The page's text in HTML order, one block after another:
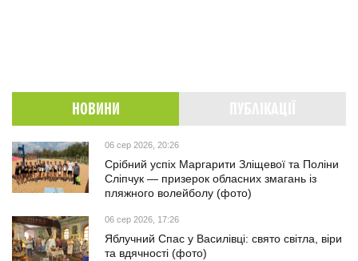
НОВИНИ
06 сер 2026, 20:26
Срібний успіх Маргарити Зліщевої та Поліни
Сліпчук — призерок обласних змагань із
пляжного волейболу (фото)
06 сер 2026, 17:26
Яблучний Спас у Василівці: свято світла, віри
та вдячності (фото)